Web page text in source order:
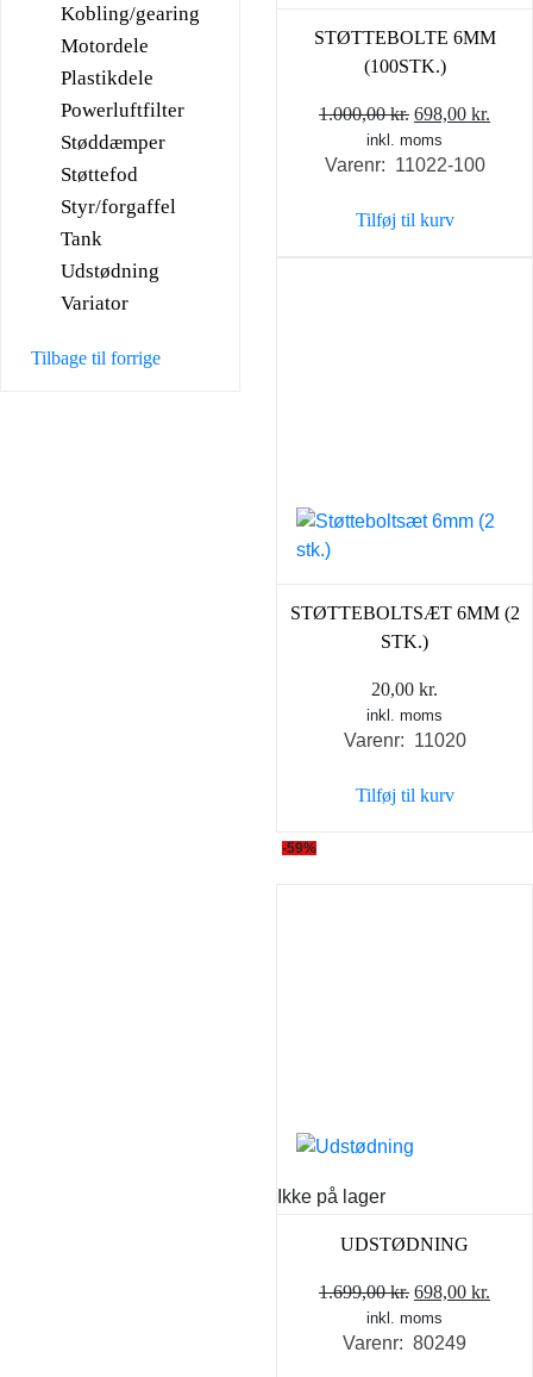
Kobling/gearing
Motordele
Plastikdele
Powerluftfilter
Støddæmper
Støttefod
Styr/forgaffel
Tank
Udstødning
Variator
Tilbage til forrige
STØTTEBOLTE 6MM
(100STK.)
1.000,00kr. Den
oprindelige
pris
1.000,00 kr..
698,00 kr.
inkl. moms
Varenr: 11022-100
Tilføj til kurv
STØTTEBOLTSÆT 6MM (2
STK.)
20,00 kr.
inkl. moms
Varenr: 11020
Tilføj til kurv
-59%
Ikke på lager
UDSTØDNING
1.699,00kr. Den
oprindelige
pris
698,00 kr.
inkl. moms
Varenr: 80249